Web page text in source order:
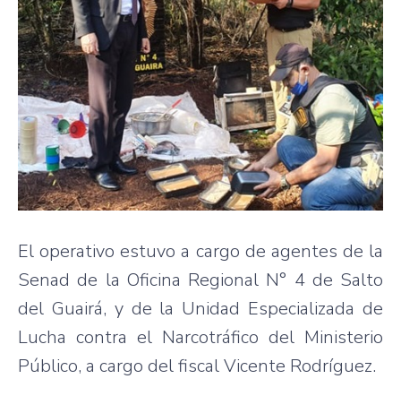
El operativo estuvo a cargo de agentes de la
Senad de la Oficina Regional N° 4 de Salto
del Guairá, y de la Unidad Especializada de
Lucha contra el Narcotráfico del Ministerio
Público, a cargo del fiscal Vicente Rodríguez.